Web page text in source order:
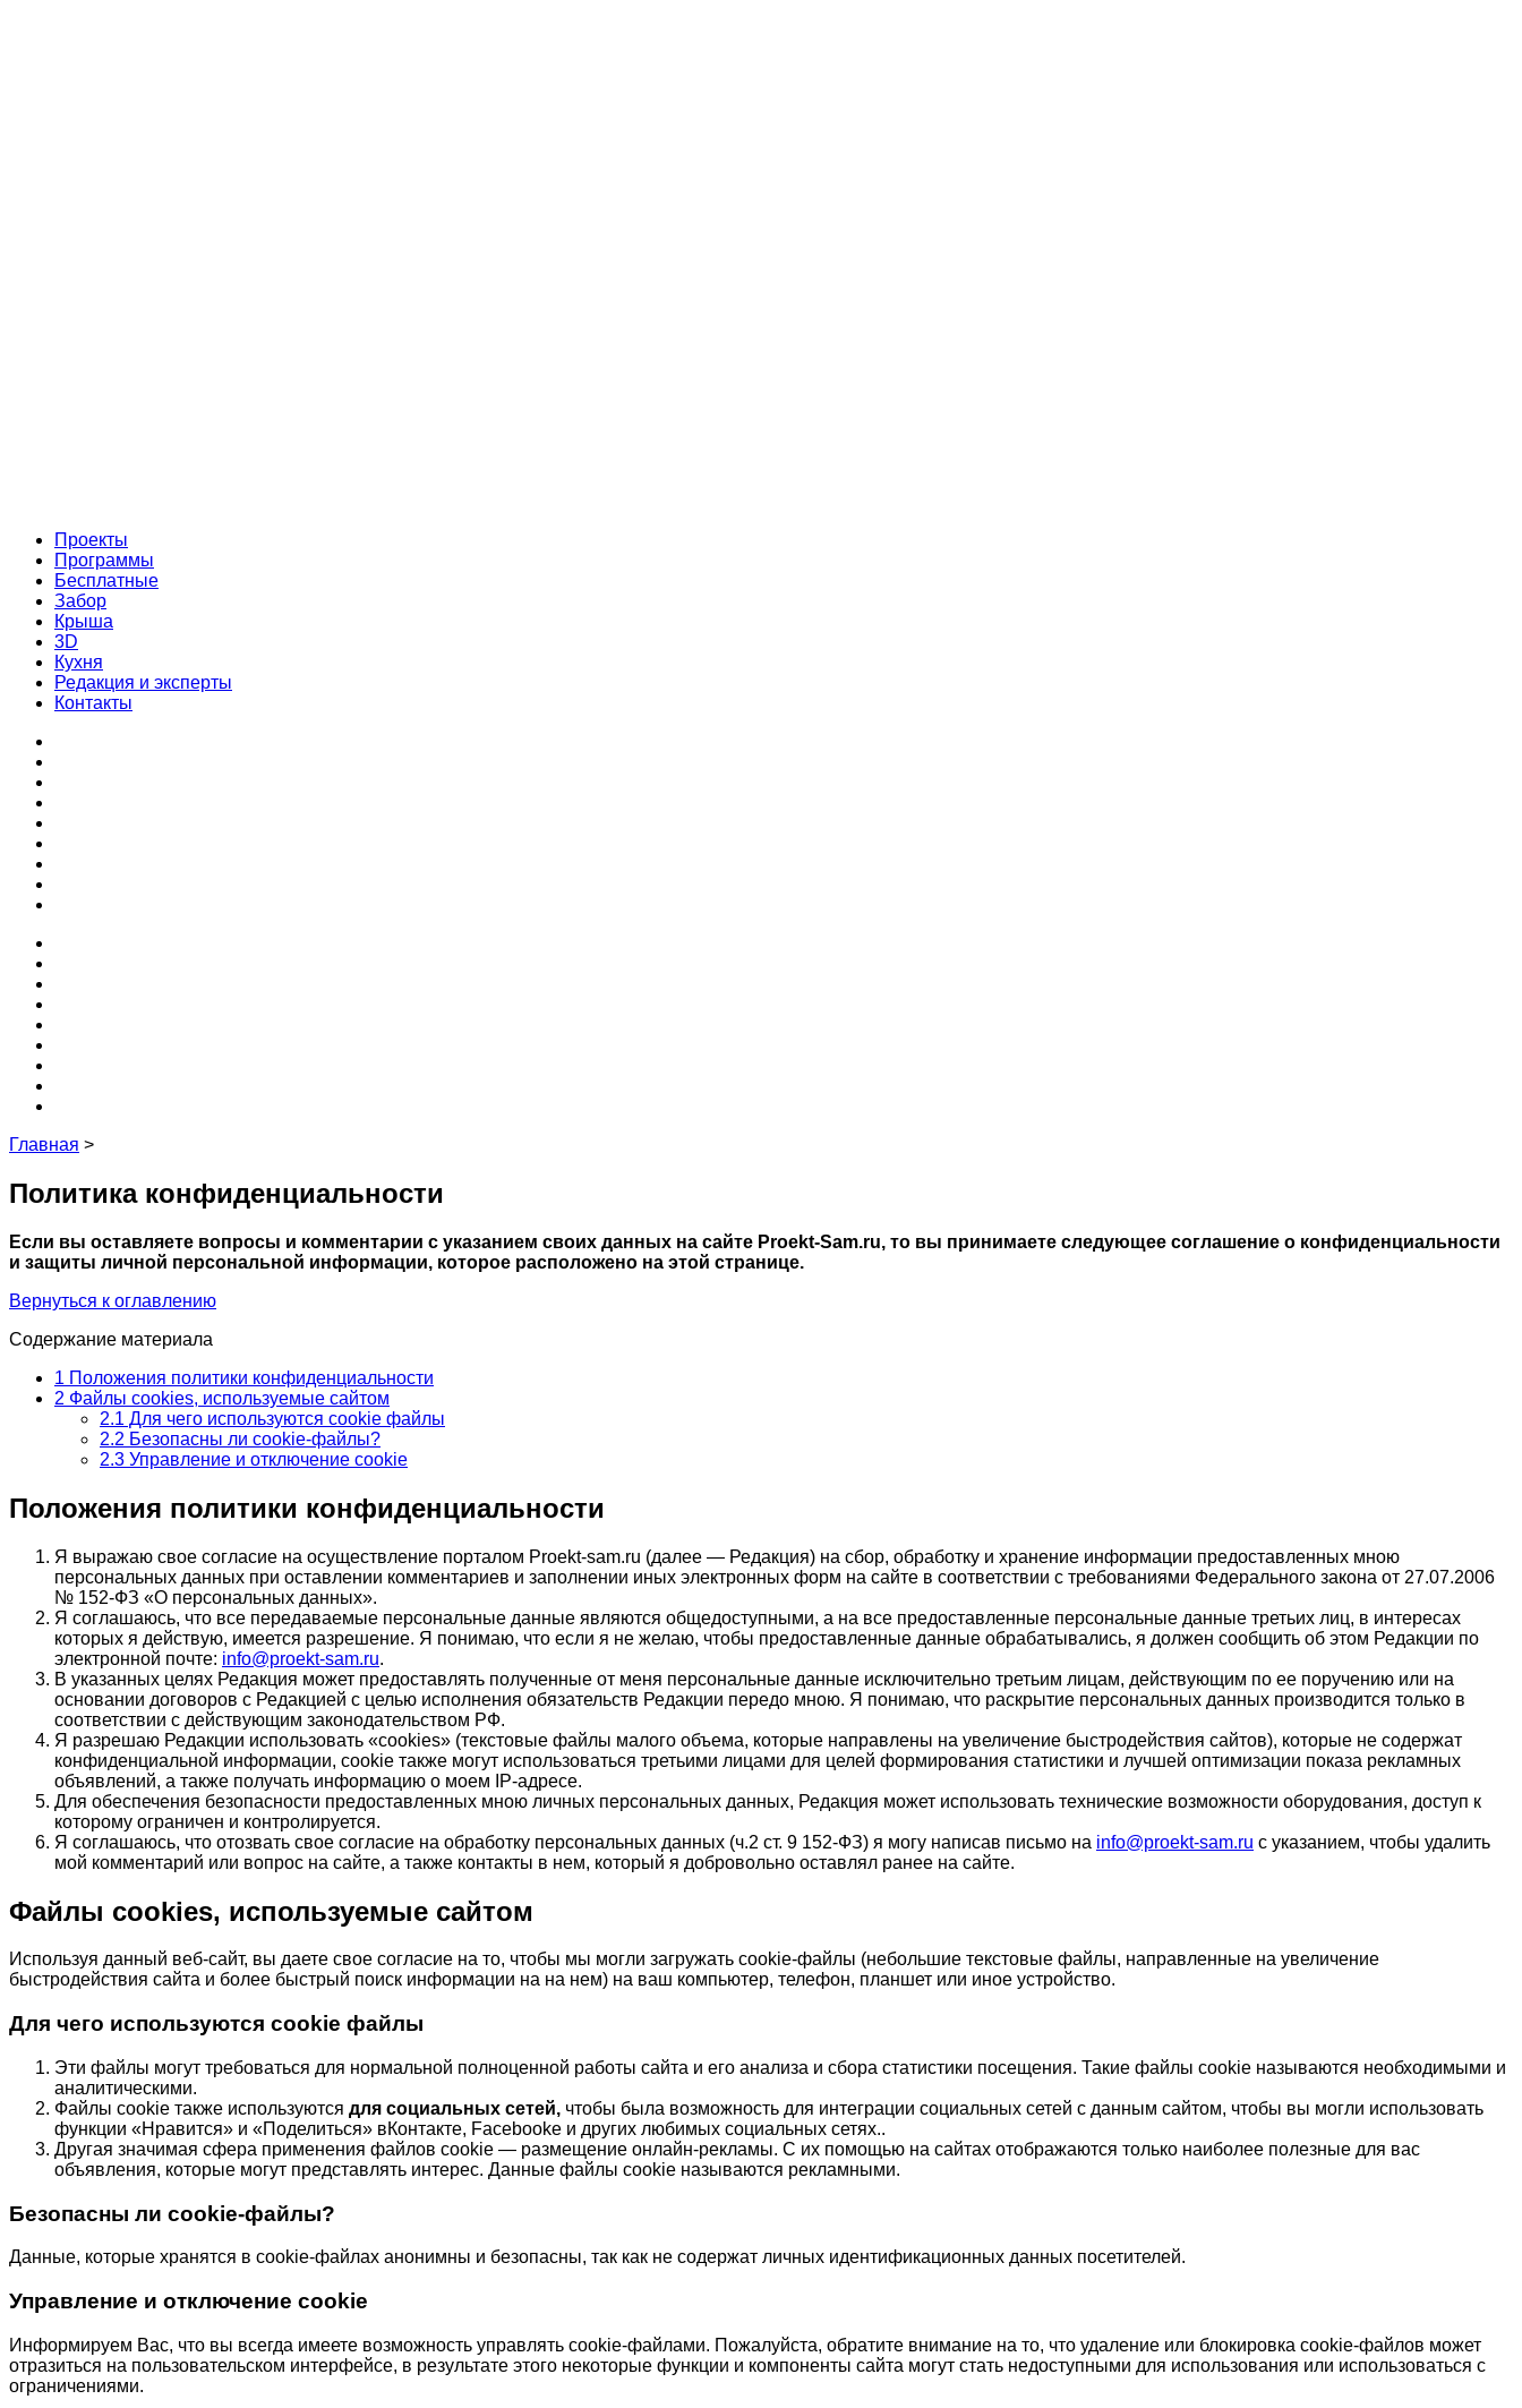
Проекты
Программы
Бесплатные
Забор
Крыша
3D
Кухня
Редакция и эксперты
Контакты
Главная >
Политика конфиденциальности
Если вы оставляете вопросы и комментарии с указанием своих данных на сайте Proekt-Sam.ru, то вы принимаете следующее соглашение о конфиденциальности
и защиты личной персональной информации, которое расположено на этой странице.
Вернуться к оглавлению
Содержание материала
1 Положения политики конфиденциальности
2 Файлы cookies, используемые сайтом
2.1 Для чего используются cookie файлы
2.2 Безопасны ли cookie-файлы?
2.3 Управление и отключение cookie
Положения политики конфиденциальности
Я выражаю свое согласие на осуществление порталом Proekt-sam.ru (далее — Редакция) на сбор, обработку и хранение информации предоставленных мною
персональных данных при оставлении комментариев и заполнении иных электронных форм на сайте в соответствии с требованиями Федерального закона от 27.07.2006
№ 152-ФЗ «О персональных данных».
Я соглашаюсь, что все передаваемые персональные данные являются общедоступными, а на все предоставленные персональные данные третьих лиц, в интересах
которых я действую, имеется разрешение. Я понимаю, что если я не желаю, чтобы предоставленные данные обрабатывались, я должен сообщить об этом Редакции по
электронной почте: info@proekt-sam.ru.
В указанных целях Редакция может предоставлять полученные от меня персональные данные исключительно третьим лицам, действующим по ее поручению или на
основании договоров с Редакцией с целью исполнения обязательств Редакции передо мною. Я понимаю, что раскрытие персональных данных производится только в
соответствии с действующим законодательством РФ.
Я разрешаю Редакции использовать «cookies» (текстовые файлы малого объема, которые направлены на увеличение быстродействия сайтов), которые не содержат
конфиденциальной информации, cookie также могут использоваться третьими лицами для целей формирования статистики и лучшей оптимизации показа рекламных
объявлений, а также получать информацию о моем IP-адресе.
Для обеспечения безопасности предоставленных мною личных персональных данных, Редакция может использовать технические возможности оборудования, доступ к
которому ограничен и контролируется.
Я соглашаюсь, что отозвать свое согласие на обработку персональных данных (ч.2 ст. 9 152-ФЗ) я могу написав письмо на info@proekt-sam.ru с указанием, чтобы удалить
мой комментарий или вопрос на сайте, а также контакты в нем, который я добровольно оставлял ранее на сайте.
Файлы cookies, используемые сайтом
Используя данный веб-сайт, вы даете свое согласие на то, чтобы мы могли загружать cookie-файлы (небольшие текстовые файлы, направленные на увеличение
быстродействия сайта и более быстрый поиск информации на на нем) на ваш компьютер, телефон, планшет или иное устройство.
Для чего используются cookie файлы
Эти файлы могут требоваться для нормальной полноценной работы сайта и его анализа и сбора статистики посещения. Такие файлы cookie называются необходимыми и
аналитическими.
Файлы cookie также используются для социальных сетей, чтобы была возможность для интеграции социальных сетей с данным сайтом, чтобы вы могли использовать
функции «Нравится» и «Поделиться» вКонтакте, Facebooke и других любимых социальных сетях..
Другая значимая сфера применения файлов cookie — размещение онлайн-рекламы. С их помощью на сайтах отображаются только наиболее полезные для вас
объявления, которые могут представлять интерес. Данные файлы cookie называются рекламными.
Безопасны ли cookie-файлы?
Данные, которые хранятся в cookie-файлах анонимны и безопасны, так как не содержат личных идентификационных данных посетителей.
Управление и отключение cookie
Информируем Вас, что вы всегда имеете возможность управлять cookie-файлами. Пожалуйста, обратите внимание на то, что удаление или блокировка cookie-файлов может
отразиться на пользовательском интерфейсе, в результате этого некоторые функции и компоненты сайта могут стать недоступными для использования или использоваться с
ограничениями.